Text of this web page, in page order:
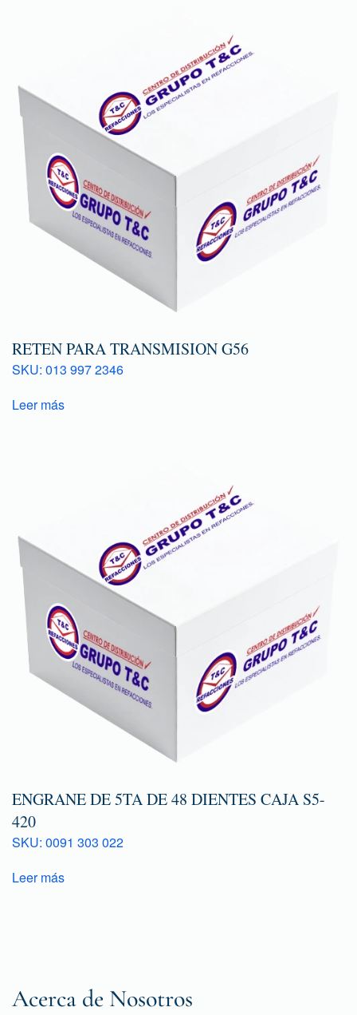
RETEN PARA TRANSMISION G56
SKU: 013 997 2346
Leer más
ENGRANE DE 5TA DE 48 DIENTES CAJA S5-
420
SKU: 0091 303 022
Leer más
Acerca de Nosotros